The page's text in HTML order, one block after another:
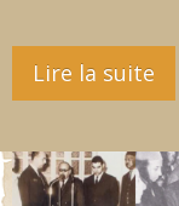
Lire la suite